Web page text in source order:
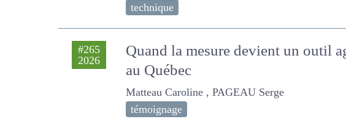
technique
#265
2026
Quand la mesure devient un outil
au Québec
Matteau Caroline , PAGEAU Serge
témoignage